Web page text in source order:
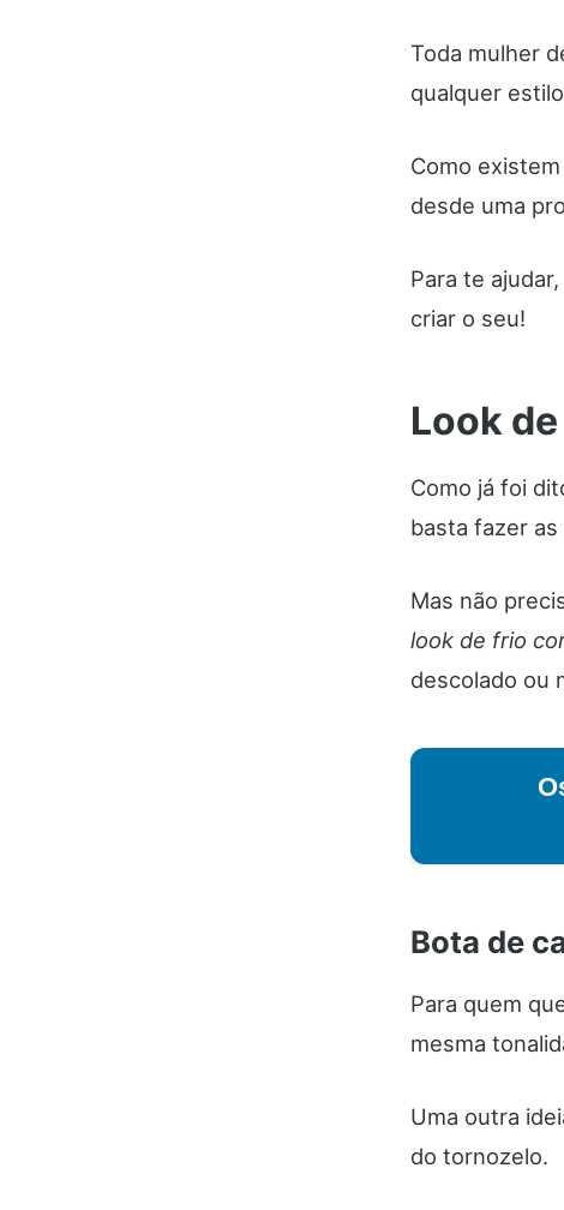
Toda mulher
qualquer
Como
desde uma
Para te
criar o seu!
Look
Como já foi
basta fazer
Mas não
look de frio
descolado ou
Bota de
Para quem
mesma
Uma outra
do tornozelo.